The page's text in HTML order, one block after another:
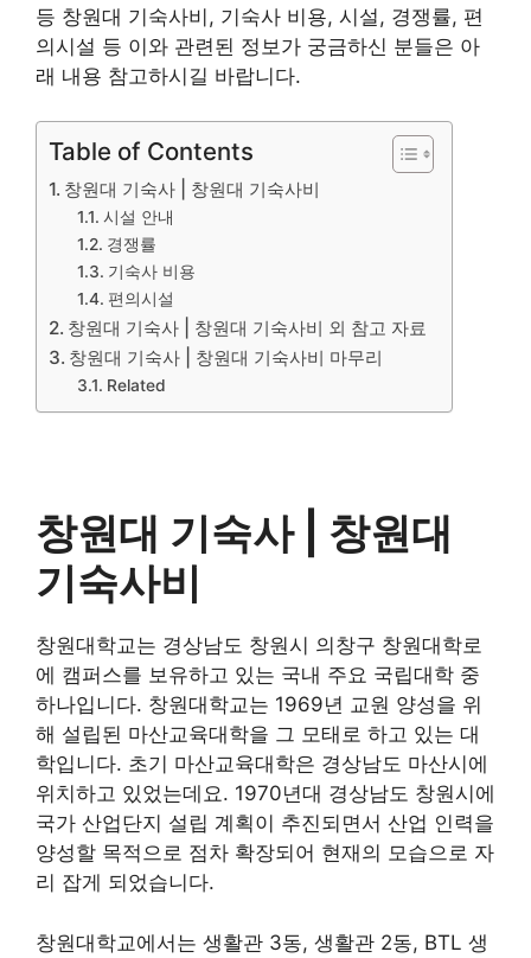
등 창원대 기숙사비, 기숙사 비용, 시설, 경쟁률, 편
의시설 등 이와 관련된 정보가 궁금하신 분들은 아
래 내용 참고하시길 바랍니다.
Table of Contents
창원대 기숙사 | 창원대 기숙사비
시설 안내
경쟁률
기숙사 비용
편의시설
창원대 기숙사 | 창원대 기숙사비 외 참고 자료
창원대 기숙사 | 창원대 기숙사비 마무리
Related
창원대 기숙사 | 창원대
기숙사비
창원대학교는 경상남도 창원시 의창구 창원대학로
에 캠퍼스를 보유하고 있는 국내 주요 국립대학 중
하나입니다. 창원대학교는 1969년 교원 양성을 위
해 설립된 마산교육대학을 그 모태로 하고 있는 대
학입니다. 초기 마산교육대학은 경상남도 마산시에
위치하고 있었는데요. 1970년대 경상남도 창원시에
국가 산업단지 설립 계획이 추진되면서 산업 인력을
양성할 목적으로 점차 확장되어 현재의 모습으로 자
리 잡게 되었습니다.
창원대학교에서는 생활관 3동, 생활관 2동, BTL 생